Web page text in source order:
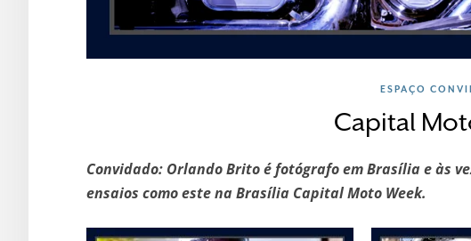
ESPAÇO
Capital
Convidado: Orlando Brito é fotógrafo em Brasília e às
ensaios como este na Brasília Capital Moto Week.